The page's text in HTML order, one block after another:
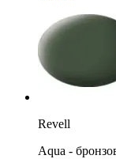
Revell
Aqua -